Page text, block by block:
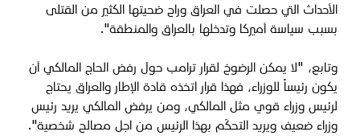
الأحداث التي حصلت في العراق وراح ضحيتها الكثير من القتلى
بسبب سياسة أميركا وتدخلها بالعراق والمنطقة".
وتابع، "لا يمكن الرضوخ لقرار ترامب حول رفض الحاج المالكي أن
يكون رئيساً للوزراء، فهذا قرار اتخذه قادة الإطار والعراق يحتاج
لرئيس وزراء قوي مثل المالكي، ومن يرفض المالكي يريد رئيس
وزراء ضعيف ويريد التحكّم بهذا الرئيس من اجل مصالح شخصية".